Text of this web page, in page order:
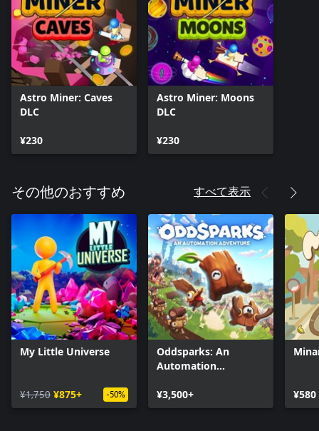
Astro Miner: Caves
DLC
¥230
Astro Miner: Moons
DLC
¥230
その他のおすすめ すべて表示
My Little Universe
¥1,750 ¥875+ -50%
Oddsparks: An
Automation
¥3,500+
¥580